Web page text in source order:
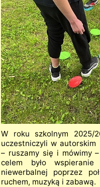
W roku szkolnym
uczestniczyli w autorskim
– ruszamy się i mówimy –
celem było
niewerbalnej poprzez
ruchem, muzyką i zabawą.